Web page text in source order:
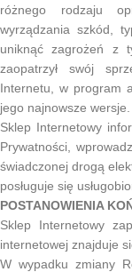
różnego rodzaju
wyrządzania szkód,
uniknąć zagrożeń z
zaopatrzył swój
Internetu, w program
jego najnowsze wersje.
Sklep Internetowy
Prywatności,
świadczonej drogą
posługuje się
POSTANOWIENIA
Sklep Internetowy
internetowej znajduje
W wypadku zmiany